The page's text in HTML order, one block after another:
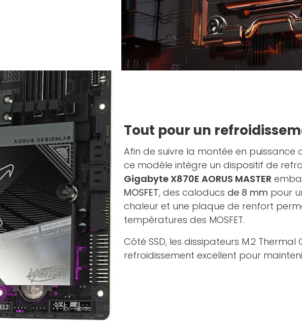
Tout pour un
Afin de suivre la montée en puissance
ce modèle intègre un dispositif de
Gigabyte X870E AORUS MASTER
MOSFET, des caloducs de 8 mm pour
chaleur et une plaque de renfort
températures des MOSFET.
Côté SSD, les dissipateurs M.2
refroidissement excellent pour